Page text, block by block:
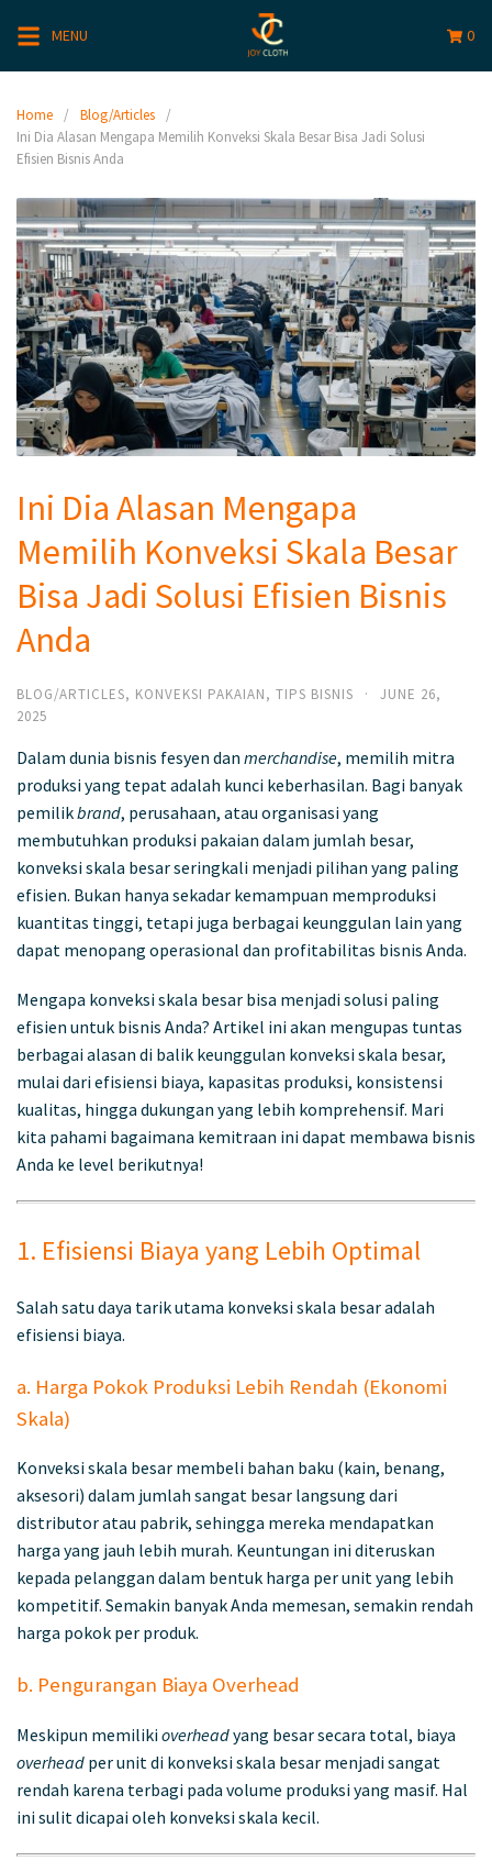
MENU 0
Home
Blog/Articles
Ini Dia Alasan Mengapa Memilih Konveksi Skala Besar Bisa Jadi Solusi
Efisien Bisnis Anda
Ini Dia Alasan Mengapa
Memilih Konveksi Skala Besar
Bisa Jadi Solusi Efisien Bisnis
Anda
BLOG/ARTICLES, KONVEKSI PAKAIAN, TIPS BISNIS ·
JUNE 26,
2025
Dalam dunia bisnis fesyen dan merchandise, memilih mitra
produksi yang tepat adalah kunci keberhasilan. Bagi banyak
pemilikbrand, perusahaan, atau organisasi yang
membutuhkan produksi pakaian dalam jumlah besar,
konveksi skala besar seringkali menjadi pilihan yang paling
efisien. Bukan hanya sekadar kemampuan memproduksi
kuantitas tinggi, tetapi juga berbagai keunggulan lain yang
dapat menopang operasional dan profitabilitas bisnis Anda.
Mengapa konveksi skala besar bisa menjadi solusi paling
efisien untuk bisnis Anda? Artikel ini akan mengupas tuntas
berbagai alasan di balik keunggulan konveksi skala besar,
mulai dari efisiensi biaya, kapasitas produksi, konsistensi
kualitas, hingga dukungan yang lebih komprehensif. Mari
kita pahami bagaimana kemitraan ini dapat membawa bisnis
Anda ke level berikutnya!
1. Efisiensi Biaya yang Lebih Optimal
Salah satu daya tarik utama konveksi skala besar adalah
efisiensi biaya.
a. Harga Pokok Produksi Lebih Rendah (Ekonomi
Skala)
Konveksi skala besar membeli bahan baku (kain, benang,
aksesori) dalam jumlah sangat besar langsung dari
distributor atau pabrik, sehingga mereka mendapatkan
harga yang jauh lebih murah. Keuntungan ini diteruskan
kepada pelanggan dalam bentuk harga per unit yang lebih
kompetitif. Semakin banyak Anda memesan, semakin rendah
harga pokok per produk.
b. Pengurangan Biaya Overhead
Meskipun memilikioverheadyang besar secara total, biaya
overhead per unit di konveksi skala besar menjadi sangat
rendah karena terbagi pada volume produksi yang masif. Hal
ini sulit dicapai oleh konveksi skala kecil.